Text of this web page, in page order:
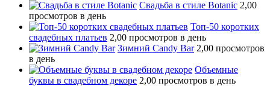
Свадьба в стиле Botanic 2,00
просмотров в день
Топ-50 коротких
свадебных платьев 2,00 просмотров в день
Зимний Candy Bar 2,00 просмотров
в день
Объемные
буквы в свадебном декоре 2,00 просмотров в день